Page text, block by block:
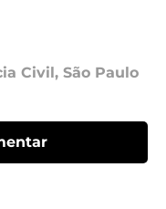
Civil , São Paulo